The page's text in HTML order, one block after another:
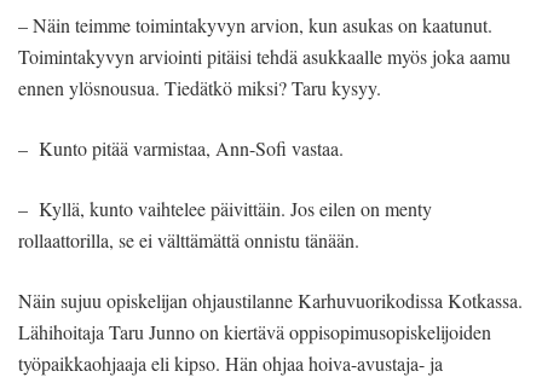
– Näin teimme toimintakyvyn arvion, kun asukas on kaatunut.
Toimintakyvyn arviointi pitäisi tehdä asukkaalle myös joka aamu
ennen ylösnousua. Tiedätkö miksi? Taru kysyy.
– Kunto pitää varmistaa, Ann-Sofi vastaa.
– Kyllä, kunto vaihtelee päivittäin. Jos eilen on menty
rollaattorilla, se ei välttämättä onnistu tänään.
Näin sujuu opiskelijan ohjaustilanne Karhuvuorikodissa Kotkassa.
Lähihoitaja Taru Junno on kiertävä oppisopimusopiskelijoiden
työpaikkaohjaaja eli kipso. Hän ohjaa hoiva-avustaja- ja